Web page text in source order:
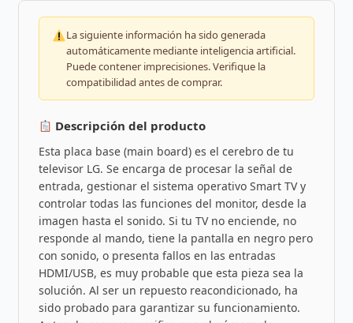
La siguiente información ha sido generada
automáticamente mediante inteligencia artificial.
Puede contener imprecisiones. Verifique la
compatibilidad antes de comprar.
Descripción del producto
Esta placa base (main board) es el cerebro de tu
televisor LG. Se encarga de procesar la señal de
entrada, gestionar el sistema operativo Smart TV y
controlar todas las funciones del monitor, desde la
imagen hasta el sonido. Si tu TV no enciende, no
responde al mando, tiene la pantalla en negro pero
con sonido, o presenta fallos en las entradas
HDMI/USB, es muy probable que esta pieza sea la
solución. Al ser un repuesto reacondicionado, ha
sido probado para garantizar su funcionamiento.